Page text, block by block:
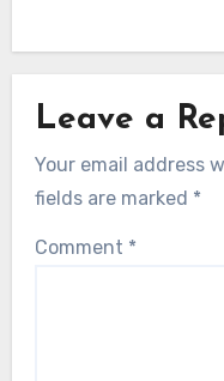
Leave a
Your email address
fields are marked *
Comment *